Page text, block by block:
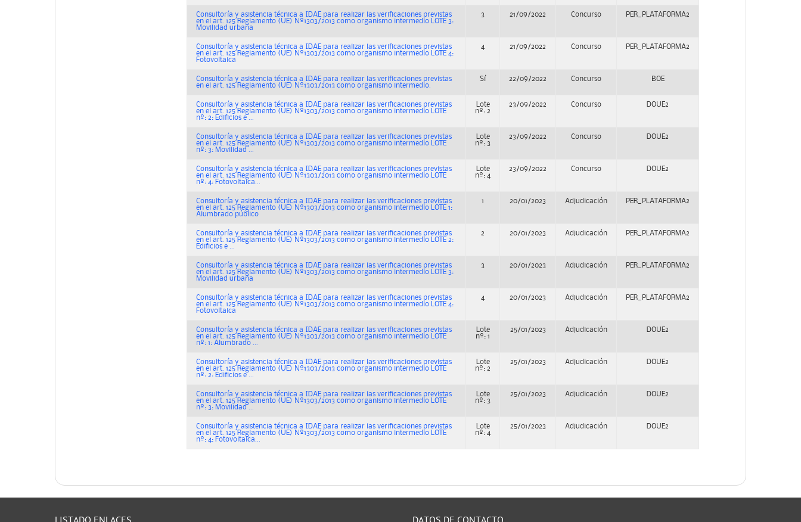
Consultoría y asistencia técnica a IDAE para realizar las verificaciones previstas
en el art. 125 Reglamento (UE) Nº1303/2013 como organismo intermedio LOTE 3:
Movilidad urbana
3 21/09/2022 Concurso PER_PLATAFORMA2
Consultoría y asistencia técnica a IDAE para realizar las verificaciones previstas
en el art. 125 Reglamento (UE) Nº1303/2013 como organismo intermedio LOTE 4:
Fotovoltaica
4 21/09/2022 Concurso PER_PLATAFORMA2
Consultoría y asistencia técnica a IDAE para realizar las verificaciones previstas
en el art. 125 Reglamento (UE) Nº1303/2013 como organismo intermedio.
Sí 22/09/2022 Concurso BOE
Consultoría y asistencia técnica a IDAE para realizar las verificaciones previstas
en el art. 125 Reglamento (UE) Nº1303/2013 como organismo intermedio LOTE
nº: 2: Edificios e ...
Lote
nº: 2
23/09/2022 Concurso DOUE2
Consultoría y asistencia técnica a IDAE para realizar las verificaciones previstas
en el art. 125 Reglamento (UE) Nº1303/2013 como organismo intermedio LOTE
nº: 3: Movilidad ...
Lote
nº: 3
23/09/2022 Concurso DOUE2
Consultoría y asistencia técnica a IDAE para realizar las verificaciones previstas
en el art. 125 Reglamento (UE) Nº1303/2013 como organismo intermedio LOTE
nº: 4: Fotovoltaica...
Lote
nº: 4
23/09/2022 Concurso DOUE2
Consultoría y asistencia técnica a IDAE para realizar las verificaciones previstas
en el art. 125 Reglamento (UE) Nº1303/2013 como organismo intermedio LOTE 1:
Alumbrado público
1 20/01/2023 Adjudicación PER_PLATAFORMA2
Consultoría y asistencia técnica a IDAE para realizar las verificaciones previstas
en el art. 125 Reglamento (UE) Nº1303/2013 como organismo intermedio LOTE 2:
Edificios e ...
2 20/01/2023 Adjudicación PER_PLATAFORMA2
Consultoría y asistencia técnica a IDAE para realizar las verificaciones previstas
en el art. 125 Reglamento (UE) Nº1303/2013 como organismo intermedio LOTE 3:
Movilidad urbana
3 20/01/2023 Adjudicación PER_PLATAFORMA2
Consultoría y asistencia técnica a IDAE para realizar las verificaciones previstas
en el art. 125 Reglamento (UE) Nº1303/2013 como organismo intermedio LOTE 4:
Fotovoltaica
4 20/01/2023 Adjudicación PER_PLATAFORMA2
Consultoría y asistencia técnica a IDAE para realizar las verificaciones previstas
en el art. 125 Reglamento (UE) Nº1303/2013 como organismo intermedio LOTE
nº: 1: Alumbrado ...
Lote
nº: 1
25/01/2023 Adjudicación DOUE2
Consultoría y asistencia técnica a IDAE para realizar las verificaciones previstas
en el art. 125 Reglamento (UE) Nº1303/2013 como organismo intermedio LOTE
nº: 2: Edificios e ...
Lote
nº: 2
25/01/2023 Adjudicación DOUE2
Consultoría y asistencia técnica a IDAE para realizar las verificaciones previstas
en el art. 125 Reglamento (UE) Nº1303/2013 como organismo intermedio LOTE
nº: 3: Movilidad ...
Lote
nº: 3
25/01/2023 Adjudicación DOUE2
Consultoría y asistencia técnica a IDAE para realizar las verificaciones previstas
en el art. 125 Reglamento (UE) Nº1303/2013 como organismo intermedio LOTE
nº: 4: Fotovoltaica...
Lote
nº: 4
25/01/2023 Adjudicación DOUE2